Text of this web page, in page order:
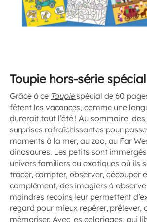
Toupie hors-série
Grâce à ce Toupie spécial de 60
fêtent les vacances, comme une
durerait tout l’été ! Au sommaire,
surprises rafraîchissantes pour
moments à la mer, au zoo, au Far
dinosaures. Les petits sont
univers familiers ou exotiques où ils
tracer, compter, observer, découper
complément, des imagiers à
moindres recoins leur permettent
regard pour mieux repérer, prélever,
mémoriser. Avec les coloriages, qui